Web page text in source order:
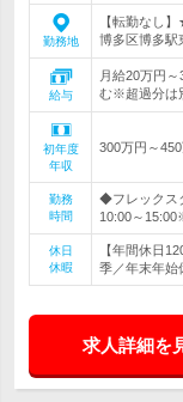
勤務地
【転勤なし
博多区博多駅
給与
月給20万円
む※超過分は
初年度
年収
300万円～
勤務
時間
◆フレックス
10:00～
休日
休暇
【年間休日
季／年末年始
求人詳細を